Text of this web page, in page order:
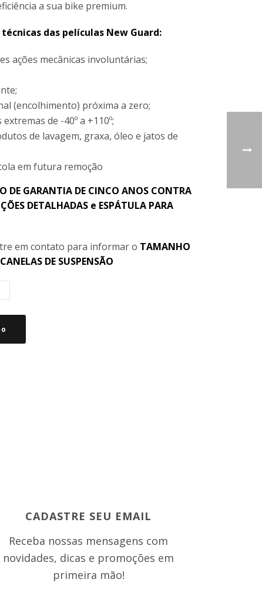
a sua bike premium.
das películas New Guard:
ações mecânicas involuntárias;
(encolhimento) próxima a zero;
de -40º a +110º;
de lavagem, graxa, óleo e jatos de
em futura remoção
DE GARANTIA DE CINCO ANOS CONTRA
DETALHADAS e ESPÁTULA PARA
em contato para informar o TAMANHO
CANELAS DE SUSPENSÃO
CADASTRE SEU EMAIL
Receba nossas mensagens com
novidades, dicas e promoções em
primeira mão!